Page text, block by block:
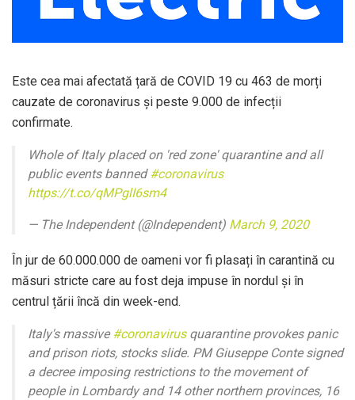
Este cea mai afectată țară de COVID 19 cu 463 de morți
cauzate de coronavirus și peste 9.000 de infecții
confirmate.
Whole of Italy placed on 'red zone' quarantine and all
public events banned#coronavirus
https://t.co/qMPglI6sm4
— The Independent (@Independent) March 9, 2020
În jur de 60.000.000 de oameni vor fi plasați în carantină cu
măsuri stricte care au fost deja impuse în nordul și în
centrul țării încă din week-end.
Italy's massive#coronavirusquarantine provokes panic
and prison riots, stocks slide. PM Giuseppe Conte signed
a decree imposing restrictions to the movement of
people in Lombardy and 14 other northern provinces, 16